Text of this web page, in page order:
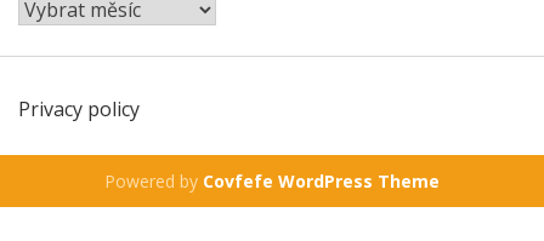
Privacy policy
Powered by Covfefe WordPress Theme